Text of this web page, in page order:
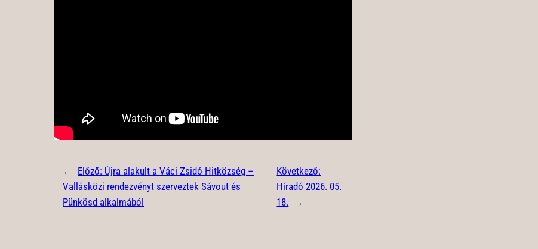
← Előző: Újra alakult a Váci Zsidó Hitközség –
Vallásközi rendezvényt szerveztek Sávout és
Pünkösd alkalmából
Következő:
Híradó 2026. 05.
18. →